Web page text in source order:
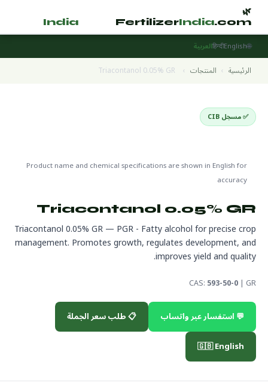
🌿
FertilizerIndia.com
India
🌐
English
हिन्दीالعربية
الرئيسية › المنتجات ›
Triacontanol 0.05% GR
✅ مسجل CIB
Product name and chemical specifications are shown in English for
accuracy
Triacontanol 0.05% GR
Triacontanol 0.05% GR — PGR - Fatty alcohol for precise crop
management. Promotes growth, regulates development, and
improves yield and quality.
CAS:593-50-0 | GR
💬 استفسار عبر واتساب
📋 طلب سعر الجملة
🇬🇧 English